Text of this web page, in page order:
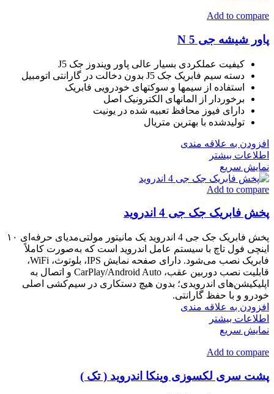
Add to compare
پاور شیشه جی 5 N
کیفیت عملکردی بسیار عالی پاور ویندوز جک J5
دسته سیم فابریک جک J5 بدون دخالت در گارانتی اتومبیل
استفاده از سیمها و سوکتهای خودرویی فابریک
برخوردار از المانهای الکترونیک اصل
دارای فیوز محافظ تعبیه شده در یونیت
تولیدشده با بهترین متریال
افزودن به علاقه مندی
اطلاعات بیشتر
نمایش سریع
Add to compare
پخش فابریک جک جی 4 اندروید
پخش فابریک جک جی 4 اندروید یک مانیتور مولتی‌مدیای حرفه‌ای ۱۰
اینچی فول تاچ با سیستم عامل اندروید است که به‌صورت کاملاً
فابریک نصب می‌شود. دارای صفحه نمایش IPS، بلوتوث، WiFi،
قابلیت نصب دوربین عقب، CarPlay/Android Auto و اتصال به
اپلیکیشن‌های اندرویدی؛ بدون هیچ دستکاری در سیم‌کشی اصلی
خودرو و با حفظ گارانتی.
افزودن به علاقه مندی
اطلاعات بیشتر
نمایش سریع
Add to compare
پشت سری لکسوزی وینکا اندروید ( تک )